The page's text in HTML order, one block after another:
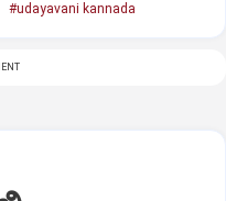
#udayavani kannada